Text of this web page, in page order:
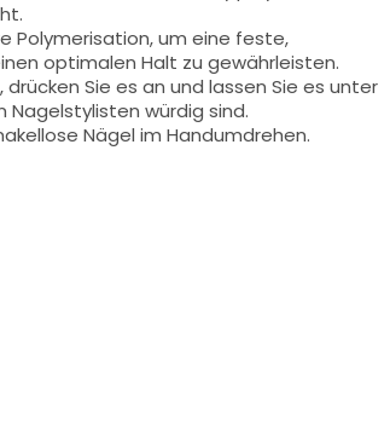
Polymerisation, um eine feste,
optimalen Halt zu gewährleisten.
Sie es an und lassen Sie es unter
Nagelstylisten würdig sind.
Nägel im Handumdrehen.